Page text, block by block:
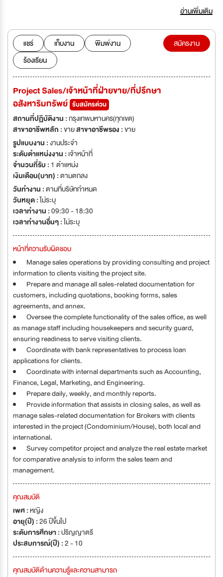
ยาวนานนับตั้งแต่ปี 1999 ทางบริษัทได้มีโครงการคุณภาพ ในพื้นที่ยุทธศาสตร์ที่
สำคัญของการอยู่อาศัยมากกว่า 28 โครงการ รวมมูลค่ากว่าสองหมื่นล้านบาท
ธุรกิจและโครงการของ SBU2 อาทิ ธุรกิจที่อยู่อาศัยเพื่อการขาย คอนโดอกัส
ตัน สุขุมวิท 22 ,เอ็ม ทองหล่อ 10 ,เอ็ม จตุจักร ,เอ็ม สีลม ,เอ็ม พญาไท ,เอ็ม
ลาดพร้าว ,รีเฟล็คชั่น จอมเทียน บีช พัทยา ,มาเอสโตร 07 อนุสาวรีย์ชัยฯ ,มาเอ
สโตร 03 รัชดา-พระราม 9 ,มาเอสโตร 14 สยาม-ราชเทวี ,มาเอสโตร 01
สาทร-เย็นอากาศ ,มาเอสโตร 02 ร่วมฤดี ,มาเอสโตร 12 ราชเทวี ,มาเอสโตร 39
สุขุมวิท 39 ,มาเอสโตร 19 รัชดา 19-วิภา ,โครงการแนวราบ Malton Private
Residences สุขุมวิท31 และ ซ.อารีย์ นอกจากนี้ยังมี ธุรกิจบริหารอาคาร
สำนักงาน ธุรกิจโรงแรมและเพื่อเช่า เช่น อาคารเมเจอร์ทาวเวอร์ และ
โรงแรมCENTRA MARIS RESORT JOMTIEN เป็นต้น และแบรนด์ใหม่ เม
ทริส (METRIS) คอนโด High Rise บนสามทำเลใจกลางเมืองและย่านธุรกิจใหม่
ลาดพร้าว, พัฒนาการ, และพระราม 9-รามคำแหง มูลค่ารวมของโครงการกว่า
4,500 ล้านบาท ตอบโจทย์ไลฟ์สไตล์คนเมืองในปัจจุบันด้วยดีไซน์อันเป็น
เอกลักษณ์แบบ “Mid-Century Modern” ผสานความคลาสสิคและความทัน
สมัยเข้าด้วยกัน ภายใต้คอนเซ็ปท์ Remaster The Modern DNA เพื่อคนรุ่นใหม่
ที่รักอิสระ ชื่นชอบความเรียบง่ายแต่แฝงไปด้วยความสง่างามเหนือกาลเวลา "20
ปี แห่งเอกลักษณ์ของเมเจอร์ดีเวลลอปเม้นท์ เริ่มต้นอย่างโดดเด่น ด้วยการขีดเส้น
นิยามใหม่ของที่อยู่อาศัย ระดับHi-end สู่ความเป็น Super Luxury ยกระดับ
วงการอสังหาริมทรัพย์ของไทย สู่บริบทของชีวิตที่ลุ่มลึกด้วยความคิดระรสนิยม"
Major Development Public Company Limited Major Development
Estate Co., Ltd. MDPC Co., Ltd. Major Development Commercial
Co.,Ltd. เรามองหาทีมงานคุณภาพที่จะเข้ามาร่วมสร้างอนาคตของเมเจอร์ดี
เวลลอปเม้นท์ไปด้วยกัน www.major.co.th
อ่านเพิ่มเติม
แชร์ เก็บงาน
พิมพ์งาน
ร้องเรียน
สมัครงาน
Project Sales/เจ้าหน้าที่ฝ่ายขาย/ที่ปรึกษา
อสังหาริมทรัพย์ รับสมัครด่วน
สถานที่ปฏิบัติงาน :กรุงเทพมหานคร(ทุกเขต)
สาขาอาชีพหลัก :ขายสาขาอาชีพรอง :ขาย
รูปแบบงาน :งานประจำ
ระดับตำแหน่งงาน : เจ้าหน้าที่
จำนวนที่รับ : 1 ตำแหน่ง
เงินเดือน(บาท) :ตามตกลง
วันทำงาน :ตามที่บริษัทกำหนด
วันหยุด :ไม่ระบุ
เวลาทำงาน :09:30 - 18:30
เวลาทำงานอื่นๆ :ไม่ระบุ
หน้าที่ความรับผิดชอบ
Manage sales operations by providing consulting and project
information to clients visiting the project site.
Prepare and manage all sales-related documentation for
customers, including quotations, booking forms, sales
agreements, and annex.
Oversee the complete functionality of the sales office, as well
as manage staff including housekeepers and security guard,
ensuring readiness to serve visiting clients.
Coordinate with bank representatives to process loan
applications for clients.
Coordinate with internal departments such as Accounting,
Finance, Legal, Marketing, and Engineering.
Prepare daily, weekly, and monthly reports.
Provide information that assists in closing sales, as well as
manage sales-related documentation for Brokers with clients
interested in the project (Condominium/House), both local and
international.
Survey competitor project and analyze the real estate market
for comparative analysis to inform the sales team and
management.
คุณสมบัติ
เพศ :หญิง
อายุ(ปี) :26 ปีขึ้นไป
ระดับการศึกษา :ปริญญาตรี
ประสบการณ์(ปี) :2 - 10
คุณสมบัติด้านความรู้และความสามารถ